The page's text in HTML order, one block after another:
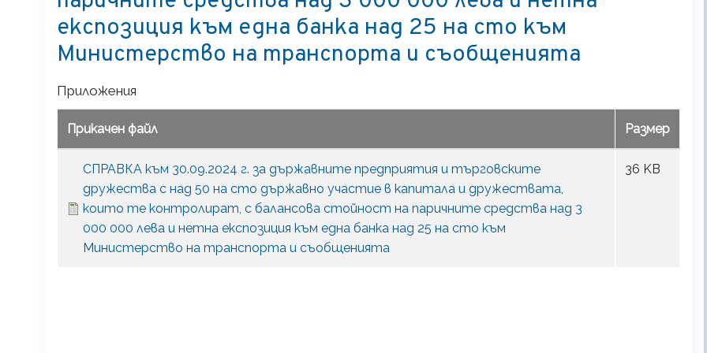
експозиция към една банка над 25 на сто към
Министерство на транспорта и съобщенията
Приложения
Прикачен файл Размер
СПРАВКА към 30.09.2024 г. за държавните предприятия и търговските
дружества с над 50 на сто държавно участие в капитала и дружествата,
които те контролират, с балансова стойност на паричните средства над 3
000 000 лева и нетна експозиция към една банка над 25 на сто към
Министерство на транспорта и съобщенията
36 KB